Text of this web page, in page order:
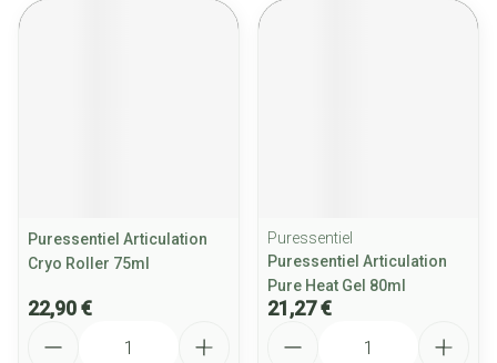
Puressentiel Articulation
Cryo Roller 75ml
22,90 €
Puressentiel
Puressentiel Articulation
Pure Heat Gel 80ml
21,27 €